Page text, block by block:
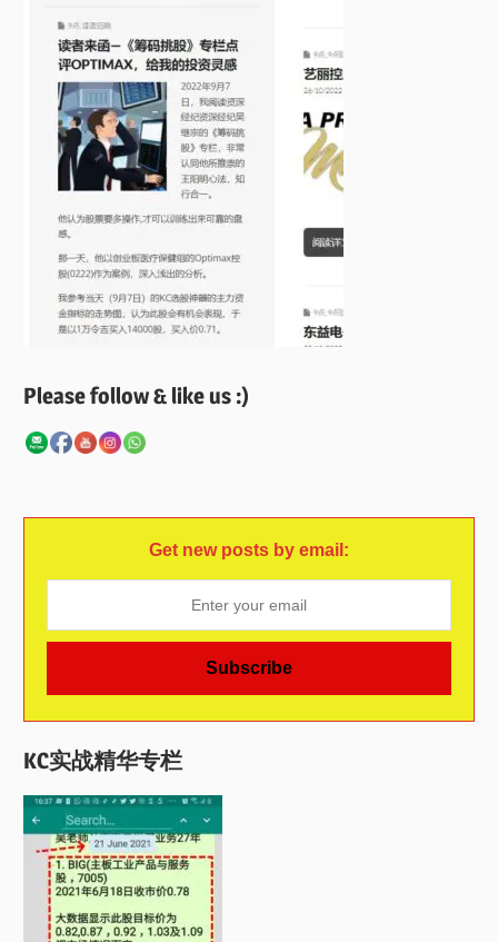
Please follow & like us :)
Get new posts by email:
KC实战精华专栏